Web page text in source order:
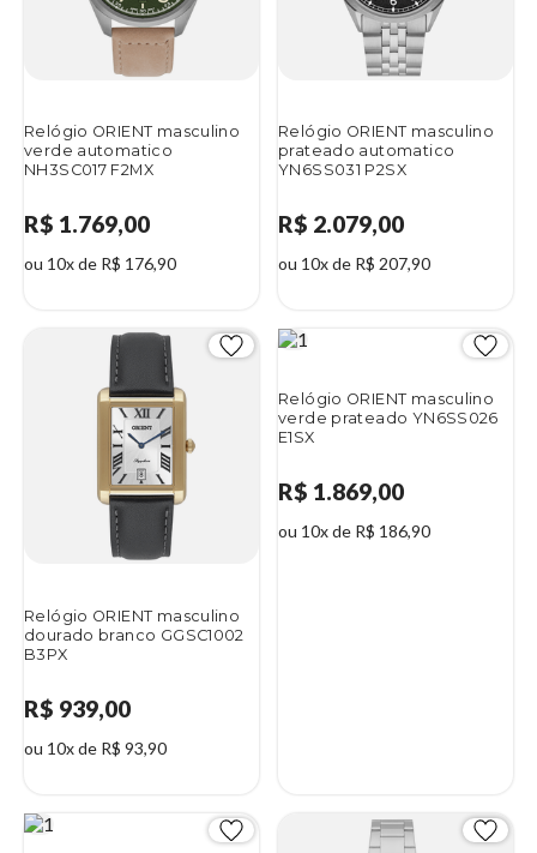
Relógio ORIENT masculino
verde automatico
NH3SC017 F2MX
R$ 1.769,00
ou 10x de R$ 176,90
Relógio ORIENT masculino
prateado automatico
YN6SS031 P2SX
R$ 2.079,00
ou 10x de R$ 207,90
Relógio ORIENT masculino
dourado branco GGSC1002
B3PX
R$ 939,00
ou 10x de R$ 93,90
Relógio ORIENT masculino
verde prateado YN6SS026
E1SX
R$ 1.869,00
ou 10x de R$ 186,90